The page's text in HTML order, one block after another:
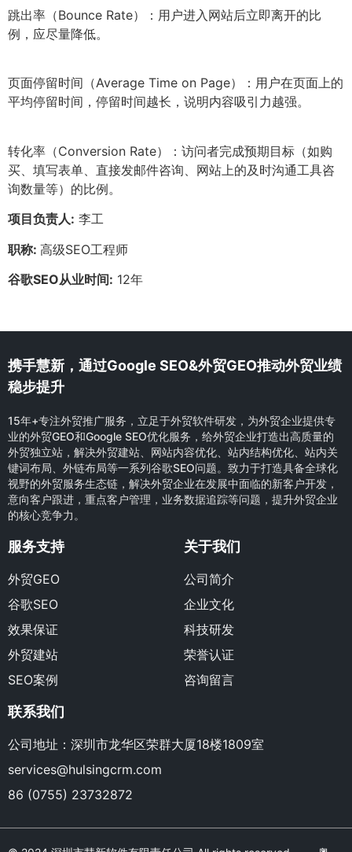
跳出率（Bounce Rate）：用户进入网站后立即离开的比
例，应尽量降低。
页面停留时间（Average Time on Page）：用户在页面上的
平均停留时间，停留时间越长，说明内容吸引力越强。
转化率（Conversion Rate）：访问者完成预期目标（如购
买、填写表单、直接发邮件咨询、网站上的及时沟通工具咨
询数量等）的比例。
项目负责人: 李工
职称: 高级SEO工程师
谷歌SEO从业时间: 12年
携手慧新，通过Google SEO&外贸GEO推动外贸业绩
稳步提升
15年+专注外贸推广服务，立足于外贸软件研发，为外贸企业提供专
业的外贸GEO和Google SEO优化服务，给外贸企业打造出高质量的
外贸独立站，解决外贸建站、网站内容优化、站内结构优化、站内关
键词布局、外链布局等一系列谷歌SEO问题。致力于打造具备全球化
视野的外贸服务生态链，解决外贸企业在发展中面临的新客户开发，
意向客户跟进，重点客户管理，业务数据追踪等问题，提升外贸企业
的核心竞争力。
服务支持
外贸GEO
谷歌SEO
效果保证
外贸建站
SEO案例
关于我们
公司简介
企业文化
科技研发
荣誉认证
咨询留言
联系我们
公司地址：深圳市龙华区荣群大厦18楼1809室
services@hulsingcrm.com
86 (0755) 23732872